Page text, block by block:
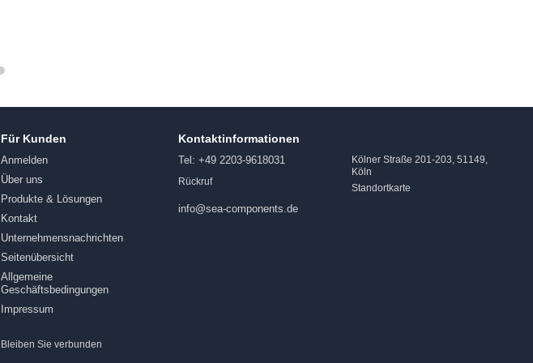
Für Kunden
Anmelden
Über uns
Produkte & Lösungen
Kontakt
Unternehmensnachrichten
Seitenübersicht
Allgemeine
Geschäftsbedingungen
Impressum
Bleiben Sie verbunden
Kontaktinformationen
Tel: +49 2203-9618031
Rückruf
info@sea-components.de
Kölner Straße 201-203, 51149,
Köln
Standortkarte